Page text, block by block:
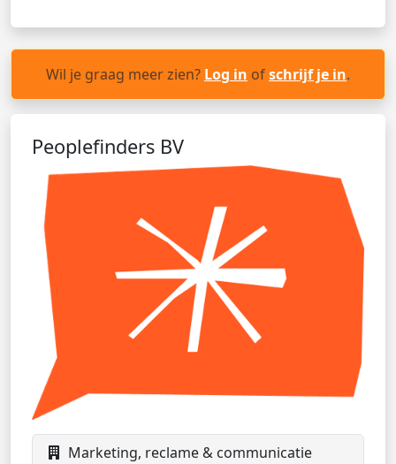
Wil je graag meer zien? Log in ofschrijf je in.
Peoplefinders BV
Marketing, reclame & communicatie